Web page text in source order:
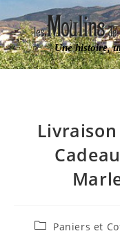
Une histoire,
Paniers et